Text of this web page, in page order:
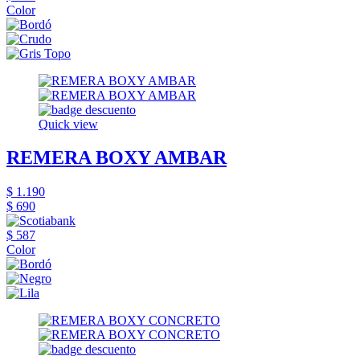
Color
Quick view
REMERA BOXY AMBAR
$ 1.190
$ 690
$ 587
Color